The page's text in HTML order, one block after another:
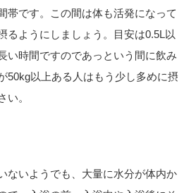
帯です。この間は体も活発になって
るようにしましょう。目安は0.5L以
い時間ですのであっという間に飲み
50kg以上ある人はもう少し多めに摂
い。
ないようでも、大量に水分が体内か